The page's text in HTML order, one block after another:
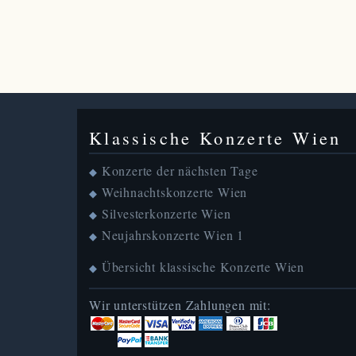
Klassische Konzerte Wien
◆ Konzerte der nächsten Tage
◆ Weihnachtskonzerte Wien
◆ Silvesterkonzerte Wien
◆ Neujahrskonzerte Wien 1
◆ Übersicht klassische Konzerte Wien
Wir unterstützen Zahlungen mit: